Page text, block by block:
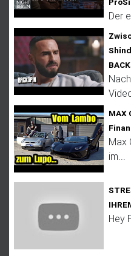
Der
MAX
Max
im...
Hey